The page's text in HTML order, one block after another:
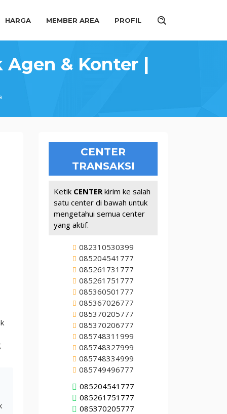
HARGA MEMBER AREA PROFIL
& Konter |
CENTER
TRANSAKSI
Ketik CENTERkirim ke salah
satu center di bawah untuk
mengetahui semua center
yang aktif.
082310530399
085204541777
085261731777
085261751777
085360501777
085367026777
085370205777
085370206777
085748311999
085748327999
085748334999
085749496777
085204541777
085261751777
085370205777